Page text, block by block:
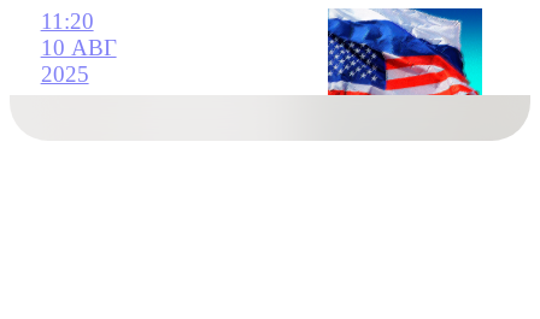
11:20
10 АВГ
2025